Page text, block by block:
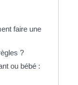
faire une
?
ou bébé :